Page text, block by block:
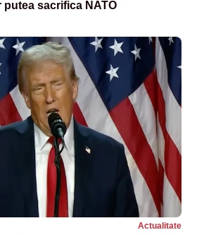
putea sacrifica NATO
Actualitate